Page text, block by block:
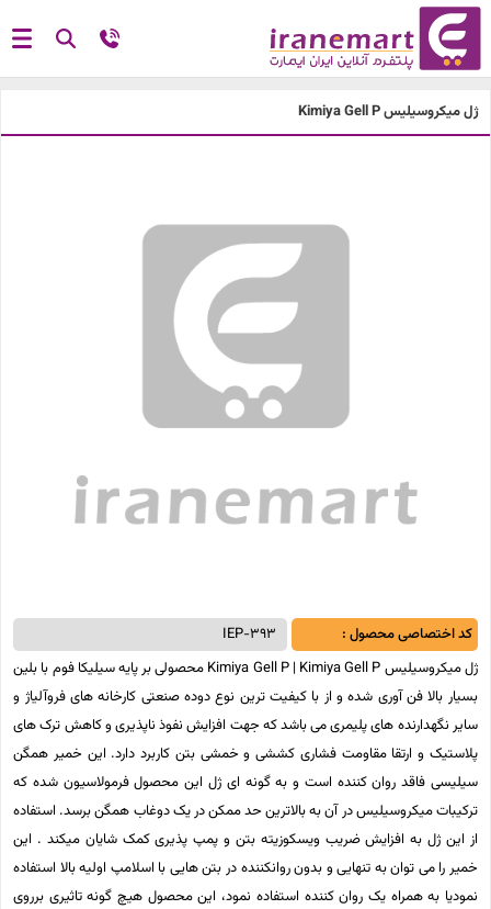
ژل میکروسیلیس Kimiya Gell P
کد اختصاصی محصول :
IEP-393
ژل میکروسیلیس Kimiya Gell P | Kimiya Gell P محصولی بر پایه سیلیکا فوم با بلین
بسیار بالا فن آوری شده و از با کیفیت ترین نوع دوده صنعتی کارخانه های فروآلیاژ و
سایر نگهدارنده های پلیمری می باشد که جهت افزایش نفوذ ناپذیری و کاهش ترک های
پلاستیک و ارتقا مقاومت فشاری کششی و خمشی بتن کاربرد دارد. این خمیر همگن
سیلیسی فاقد روان کننده است و به گونه ای ژل این محصول فرمولاسیون شده که
ترکیبات میکروسیلیس در آن به بالاترین حد ممکن در یک دوغاب همگن برسد. استفاده
از این ژل به افزایش ضریب ویسکوزیته بتن و پمپ پذیری کمک شایان میکند . این
خمیر را می توان به تنهایی و بدون روانکننده در بتن هایی با اسلامپ اولیه بالا استفاده
نمودیا به همراه یک روان کننده استفاده نمود، این محصول هیچ گونه تاثیری برروی